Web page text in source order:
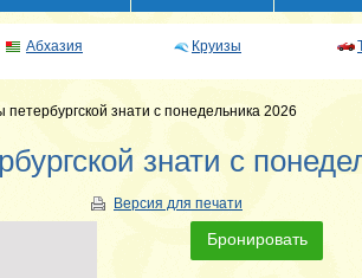
Абхазия Круизы
знати с понедельника 2026
знати с
Версия для печати
Бронировать